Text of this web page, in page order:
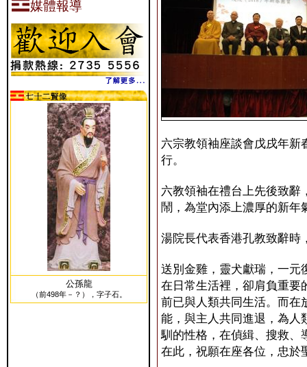
媒體報導
公孫龍
（前498年－？），字子石。
六宗教領袖座談會戊戌年新
行。
六教領袖在禮台上先後致辭
鬧，為堂內添上濃厚的新年
湯院長代表香港孔教致辭時
送別金雞，靈犬獻瑞，一元
在日常生活裡，卻肩負重要
前已與人類共同生活。而在
能，與主人共同進退，為人
馴的性格，在偵緝、搜救、
在此，祝願在座各位，忠於